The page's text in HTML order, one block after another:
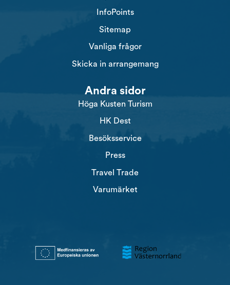
InfoPoints
Sitemap
Vanliga frågor
Skicka in arrangemang
Andra sidor
Höga Kusten Turism
HK Dest
Besöksservice
Press
Travel Trade
Varumärket